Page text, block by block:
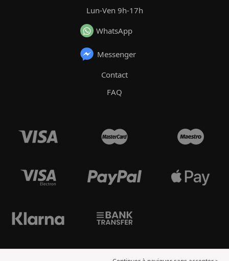
Lun-Ven 9h-17h
WhatsApp
Messenger
Contact
FAQ